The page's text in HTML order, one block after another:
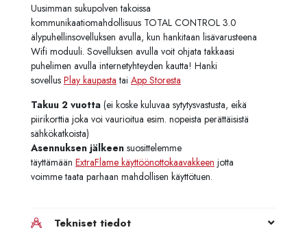
Uusimman sukupolven takoissa
kommunikaatiomahdollisuus TOTAL CONTROL 3.0
älypuhellinsovelluksen avulla, kun hankitaan lisävarusteena
Wifi moduuli. Sovelluksen avulla voit ohjata takkaasi
puhelimen avulla internetyhteyden kautta! Hanki
sovellus Play kaupasta tai App Storesta
Takuu 2 vuotta (ei koske kuluvaa sytytysvastusta, eikä
piirikorttia joka voi vaurioitua esim. nopeista perättäisistä
sähkökatkoista)
Asennuksen jälkeen suosittelemme
täyttämään ExtraFlame käyttöönottokaavakkeen jotta
voimme taata parhaan mahdollisen käyttötuen.
Tekniset tiedot